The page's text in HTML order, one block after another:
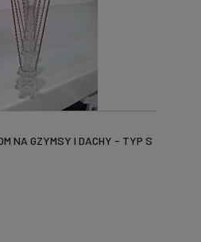
NA GZYMSY I DACHY - TYP S